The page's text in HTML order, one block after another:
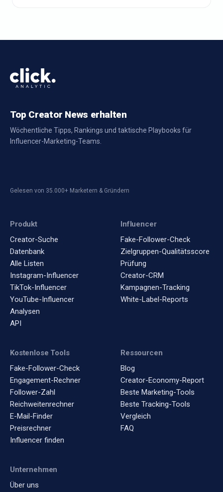
Top Creator News erhalten
Wöchentliche Tipps, Rankings und taktische Playbooks für
Influencer-Marketing-Teams.
Gelesen von 35.000+ Marketern & Gründern
Produkt
Creator-Suche
Datenbank
Alle Listen
Instagram-Influencer
TikTok-Influencer
YouTube-Influencer
Analysen
API
Influencer
Fake-Follower-Check
Zielgruppen-Qualitätsscore
Prüfung
Creator-CRM
Kampagnen-Tracking
White-Label-Reports
Kostenlose Tools
Fake-Follower-Check
Engagement-Rechner
Follower-Zahl
Reichweitenrechner
E-Mail-Finder
Preisrechner
Influencer finden
Ressourcen
Blog
Creator-Economy-Report
Beste Marketing-Tools
Beste Tracking-Tools
Vergleich
FAQ
Unternehmen
Über uns